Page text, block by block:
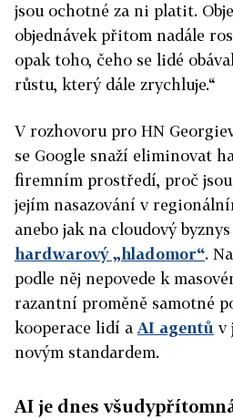
jsou ochotné za ni platit.
objednávek přitom nadále
opak toho, čeho se lidé
růstu, který dále zrychluje.“
V rozhovoru pro HN
se Google snaží eliminovat
firemním prostředí, proč
jejím nasazování v
anebo jak na cloudový
hardwarový „hladomor“.
podle něj nepovede k
razantní proměně samotné
kooperace lidí a AI agentů v
novým standardem.
AI je dnes